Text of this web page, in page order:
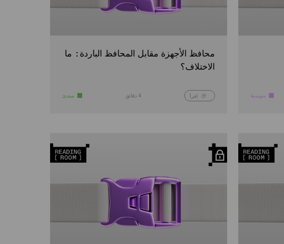
متوسط
محافظ الأجهزة مقابل المحافظ الباردة: ما
الاختلاف؟
اقرأ 4 دقائق مبتدئ